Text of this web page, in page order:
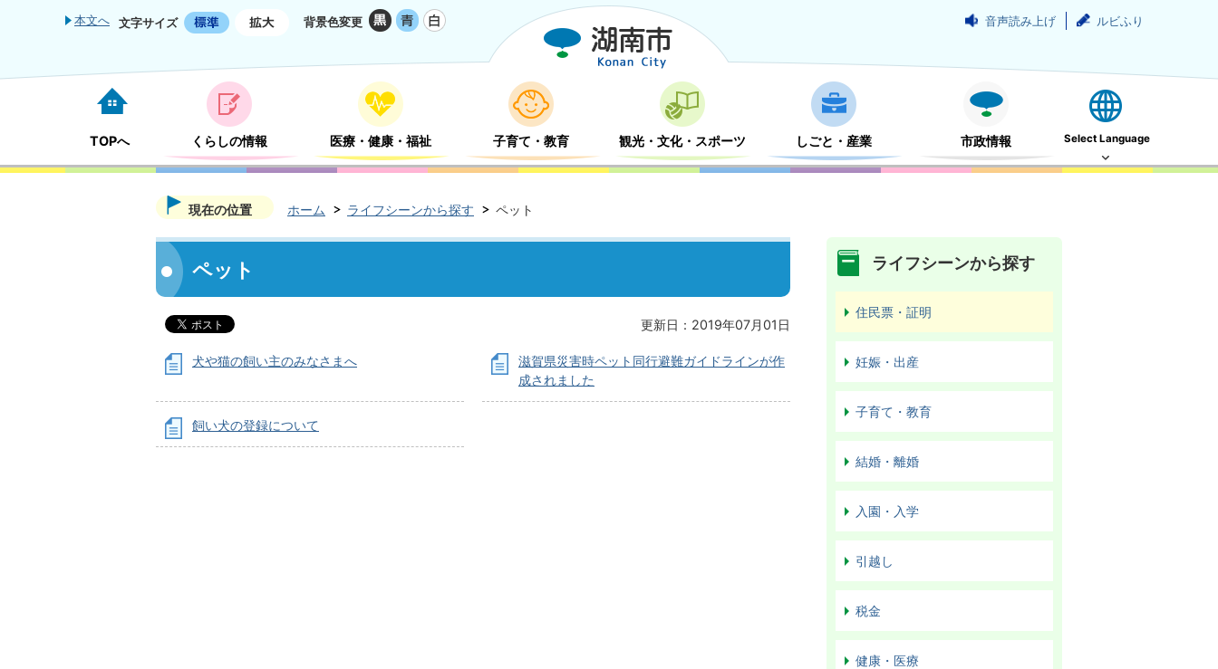
本文へ 文字サイズ 背景色変更 音声読み上げ ルビふり
TOPへ くらしの情報 医療・健康・福祉 子育て・教育 観光・文化・スポーツ しごと・産業 市政情報 Select Language
現在の位置 ホーム ライフシーンから探す ペット
ペット
更新日：2019年07月01日
犬や猫の飼い主のみなさまへ
滋賀県災害時ペット同行避難ガイドラインが作
成されました
飼い犬の登録について
ライフシーンから探す
住民票・証明
妊娠・出産
子育て・教育
結婚・離婚
入園・入学
引越し
税金
健康・医療